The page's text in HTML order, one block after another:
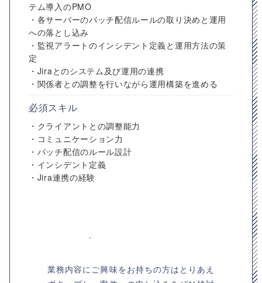
テム導入のPMO
・各サーバーのパッチ配信ルールの取り決めと運用
への落とし込み
・監視アラートのインシデント定義と運用方法の策
定
・Jiraとのシステム及び運用の連携
・関係者との調整を行いながら運用構築を進める
必須スキル
・クライアントとの調整能力
・コミュニケーション力
・パッチ配信のルール設計
・インシデント定義
・Jira連携の経験
業務内容にご興味をお持ちの方はとりあえ